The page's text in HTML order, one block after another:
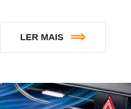
LER MAIS